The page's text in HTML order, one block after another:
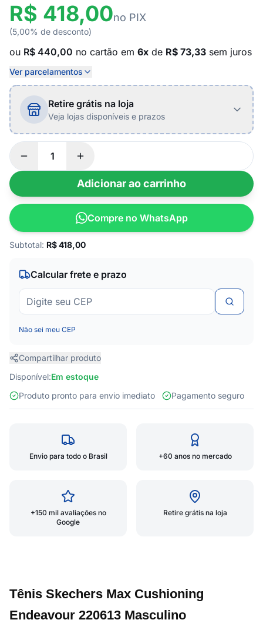
R$ 418,00no PIX
(5,00% de desconto)
ou R$ 440,00 no cartão em 6x de R$ 73,33 sem juros
Ver parcelamentos
Retire grátis na loja
Veja lojas disponíveis e prazos
Adicionar ao carrinho
Compre no WhatsApp
Subtotal: R$418,00
Calcular frete e prazo
Não sei meu CEP
Compartilhar produto
Disponível:Em estoque
Produto pronto para envio imediato
Pagamento seguro
Envio para todo o Brasil +60 anos no mercado
+150 mil avaliações no
Google
Retire grátis na loja
Tênis Skechers Max Cushioning
Endeavour 220613 Masculino